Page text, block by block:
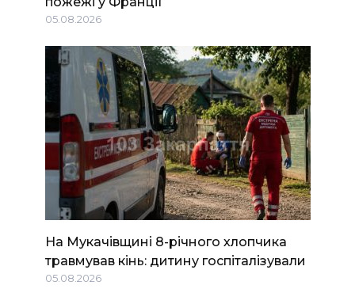
05.08.2026
На Мукачівщині 8-річного хлопчика
травмував кінь: дитину госпіталізували
05.08.2026